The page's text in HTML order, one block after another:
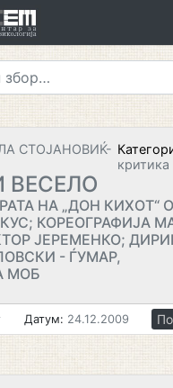
СТОЈАНОВИЌ-
критика
ВЕСЕЛО
НА „ДОН КИХОТ“
КОРЕОГРАФИЈА
ЈЕРЕМЕНКО;
- ЃУМАР,
МОБ
Датум: 24.12.2009